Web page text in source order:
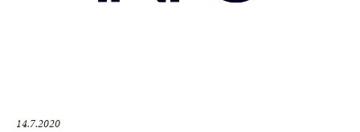
14.7.2020